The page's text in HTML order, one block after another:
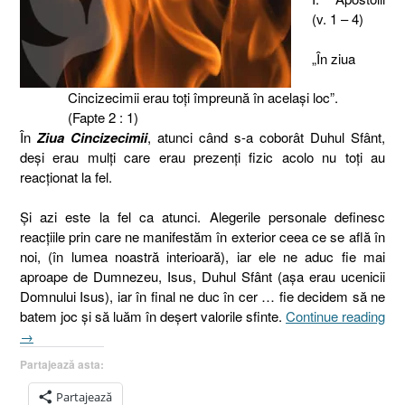
(v. 1 – 4)
„În ziua
Cincizecimii erau toţi împreună în acelaşi loc”.
(Fapte 2 : 1)
În Ziua Cincizecimii, atunci când s-a coborât Duhul Sfânt,
deşi erau mulţi care erau prezenţi fizic acolo nu toţi au
reacţionat la fel.
Şi azi este la fel ca atunci. Alegerile personale definesc
reacţiile prin care ne manifestăm în exterior ceea ce se află în
noi, (în lumea noastră interioară), iar ele ne aduc fie mai
aproape de Dumnezeu, Isus, Duhul Sfânt (aşa erau ucenicii
Domnului Isus), iar în final ne duc în cer … fie decidem să ne
batem joc şi să luăm în deşert valorile sfinte. Continue reading
„Cincizecimea
Trei
reacţii
→
Partajează asta:
Partajează